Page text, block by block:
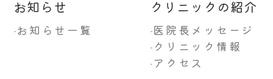
お知らせ
- お知らせ一覧
クリニックの紹介
- 医院長メッセージ
- クリニック情報
- アクセス